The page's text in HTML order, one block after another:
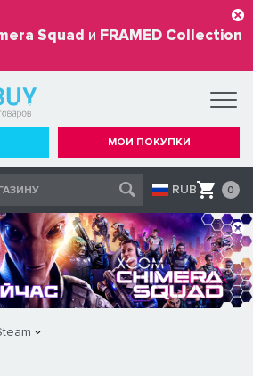
Squad и FRAMED Collection
бесплатно
МОИ ПОКУПКИ
RUB 0